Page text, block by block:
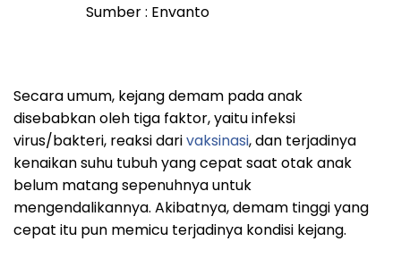
Sumber : Envanto
Secara umum, kejang demam pada anak
disebabkan oleh tiga faktor, yaitu infeksi
virus/bakteri, reaksi darivaksinasi, dan terjadinya
kenaikan suhu tubuh yang cepat saat otak anak
belum matang sepenuhnya untuk
mengendalikannya. Akibatnya, demam tinggi yang
cepat itu pun memicu terjadinya kondisi kejang.